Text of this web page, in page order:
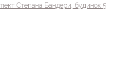
Степана Бандери, будинок 5